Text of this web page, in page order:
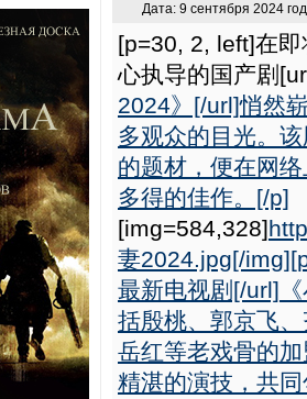
Дата: 9 сентября 2024
[p=30, 2, left]在
心执导的国产剧
2024》[/url]悄然
多观众的目光。
的题材，便在网
多得的佳作。[/p]
[img=584,328]
妻2024.jpg[/
最新电视剧[/url]
括殷桃、郭京飞
岳红等老戏骨的
精湛的演技，共